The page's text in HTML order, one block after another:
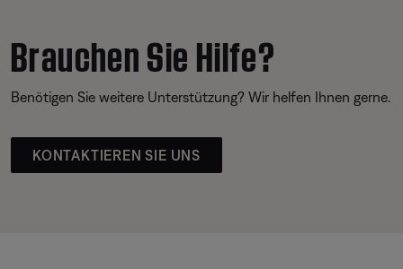
Brauchen Sie Hilfe?
Benötigen Sie weitere Unterstützung? Wir helfen Ihnen gerne.
KONTAKTIEREN SIE UNS